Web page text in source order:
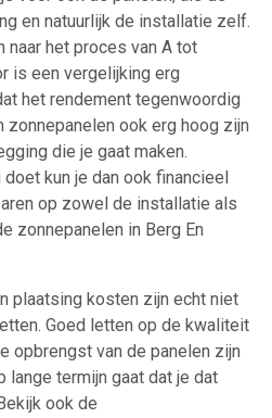
en natuurlijk de installatie zelf.
naar het proces van A tot
is een vergelijking erg
het rendement tegenwoordig
zonnepanelen ook erg hoog zijn
die je gaat maken.
kun je dan ook financieel
op zowel de installatie als
zonnepanelen in Berg En
plaatsing kosten zijn echt niet
Goed letten op de kwaliteit
opbrengst van de panelen zijn
lange termijn gaat dat je dat
ook de